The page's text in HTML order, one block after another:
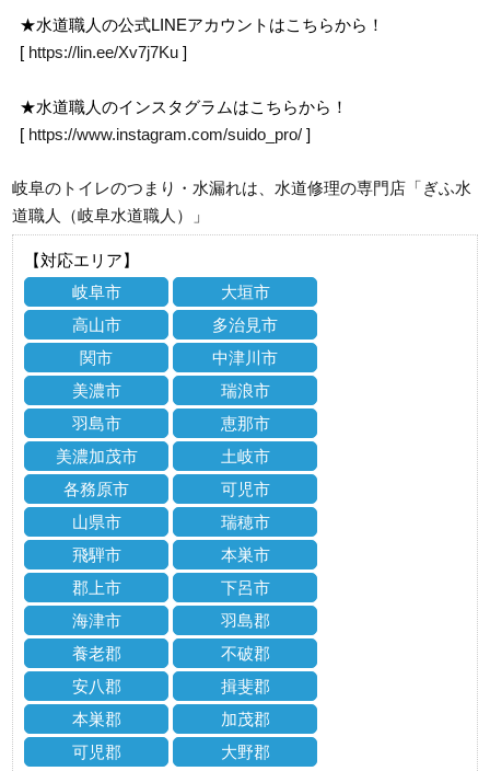
★水道職人の公式LINEアカウントはこちらから！
[ https://lin.ee/Xv7j7Ku ]
★水道職人のインスタグラムはこちらから！
[ https://www.instagram.com/suido_pro/ ]
岐阜のトイレのつまり・水漏れは、水道修理の専門店「ぎふ水
道職人（岐阜水道職人）」
【対応エリア】
岐阜市
大垣市
高山市
多治見市
関市
中津川市
美濃市
瑞浪市
羽島市
恵那市
美濃加茂市
土岐市
各務原市
可児市
山県市
瑞穂市
飛騨市
本巣市
郡上市
下呂市
海津市
羽島郡
養老郡
不破郡
安八郡
揖斐郡
本巣郡
加茂郡
可児郡
大野郡